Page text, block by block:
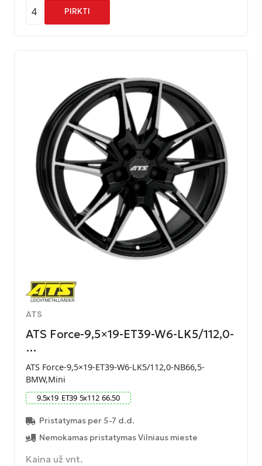
4 PIRKTI
ATS
ATS Force-9,5×19-ET39-W6-LK5/112,0-
…
ATS Force-9,5×19-ET39-W6-LK5/112,0-NB66,5-
BMW,Mini
9.5x19 ET39 5x112 66.50
Pristatymas per 5-7 d.d.
Nemokamas pristatymas Vilniaus mieste
Kaina už vnt.